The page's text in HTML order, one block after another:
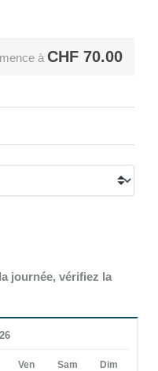
à CHF 70.00
journée, vérifiez la
Ven Sam Dim